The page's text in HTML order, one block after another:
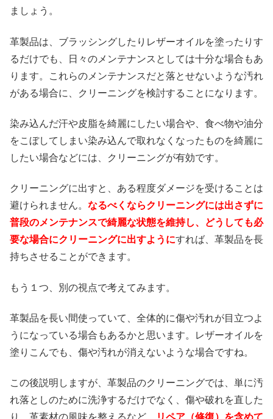
ましょう。
革製品は、ブラッシングしたりレザーオイルを塗ったりす
るだけでも、日々のメンテナンスとしては十分な場合もあ
ります。これらのメンテナンスだと落とせないような汚れ
がある場合に、クリーニングを検討することになります。
染み込んだ汗や皮脂を綺麗にしたい場合や、食べ物や油分
をこぼしてしまい染み込んで取れなくなったものを綺麗に
したい場合などには、クリーニングが有効です。
クリーニングに出すと、ある程度ダメージを受けることは
避けられません。 なるべくならクリーニングには出さずに
普段のメンテナンスで綺麗な状態を維持し、どうしても必
要な場合にクリーニングに出すようにすれば、革製品を長
持ちさせることができます。
もう１つ、別の視点で考えてみます。
革製品を長い間使っていて、全体的に傷や汚れが目立つよ
うになっている場合もあるかと思います。レザーオイルを
塗りこんでも、傷や汚れが消えないような場合ですね。
この後説明しますが、革製品のクリーニングでは、単に汚
れ落としのために洗浄するだけでなく、傷や破れを直した